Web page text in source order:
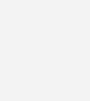
± 15 bis 20 %.
haben sich
Typs zu
Köln, der
Busse hinaus